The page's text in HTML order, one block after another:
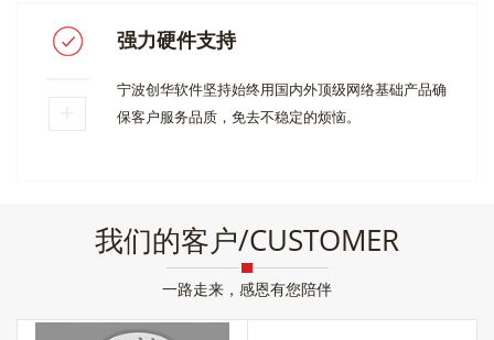
强力硬件支持
宁波创华软件坚持始终用国内外顶级网络基础产品确
保客户服务品质，免去不稳定的烦恼。
我们的客户/CUSTOMER
一路走来，感恩有您陪伴